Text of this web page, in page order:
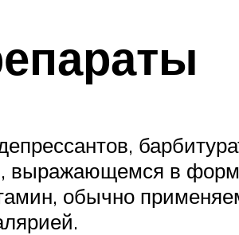
выражающемся в
обычно